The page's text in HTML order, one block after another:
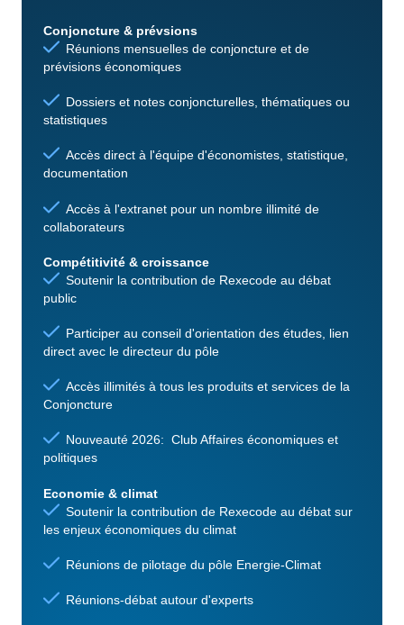
Conjoncture & prévsions
Réunions mensuelles de conjoncture et de
prévisions économiques
Dossiers et notes conjoncturelles, thématiques ou
statistiques
Accès direct à l'équipe d'économistes, statistique,
documentation
Accès à l'extranet pour un nombre illimité de
collaborateurs
Compétitivité & croissance
Soutenir la contribution de Rexecode au débat
public
Participer au conseil d'orientation des études, lien
direct avec le directeur du pôle
Accès illimités à tous les produits et services de la
Conjoncture
Nouveauté 2026: Club Affaires économiques et
politiques
Economie & climat
Soutenir la contribution de Rexecode au débat sur
les enjeux économiques du climat
Réunions de pilotage du pôle Energie-Climat
Réunions-débat autour d'experts